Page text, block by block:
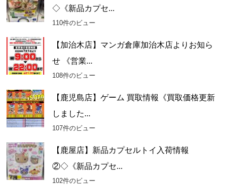
◇《新品カプセ...
110件のビュー
【加治木店】マンガ倉庫加治木店よりお知ら
せ 《営業...
108件のビュー
【鹿児島店】ゲーム 買取情報《買取価格更新
しました...
107件のビュー
【鹿屋店】新品カプセルトイ入荷情報
②◇《新品カプセ...
102件のビュー